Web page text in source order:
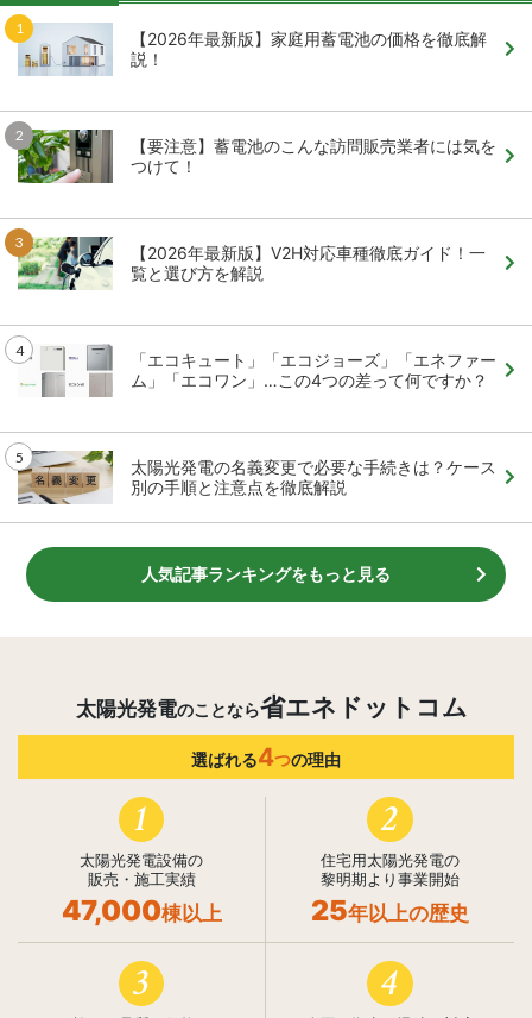
【2026年最新版】家庭用蓄電池の価格を徹底解
説！
【要注意】蓄電池のこんな訪問販売業者には気を
つけて！
【2026年最新版】V2H対応車種徹底ガイド！一
覧と選び方を解説
「エコキュート」「エコジョーズ」「エネファー
ム」「エコワン」…この4つの差って何ですか？
太陽光発電の名義変更で必要な手続きは？ケース
別の手順と注意点を徹底解説
人気記事ランキングをもっと見る
太陽光発電のことなら省エネドットコム
選ばれる4つの理由
1
太陽光発電設備の
販売・施工実績
47,000棟以上
2
住宅用太陽光発電の
黎明期より事業開始
25年以上の歴史
3 4